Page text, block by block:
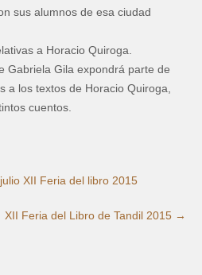
sus alumnos de esa ciudad
a Horacio Quiroga.
Gabriela Gila expondrá parte de
a los textos de Horacio Quiroga,
cuentos.
XII Feria del libro 2015
XII Feria del Libro de Tandil 2015 →